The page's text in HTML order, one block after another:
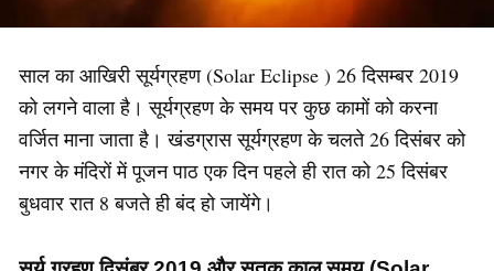
साल का आखिरी सूर्यग्रहण (Solar Eclipse ) 26 दिसम्बर 2019
को लगने वाला है। सूर्यग्रहण के समय पर कुछ कामों को करना
वर्जित माना जाता है। खंडग्रास सूर्यग्रहण के चलते 26 दिसंबर को
नगर के मंदिरों में पूजन पाठ एक दिन पहले ही रात को 25 दिसंबर
बुधवार रात 8 बजते ही बंद हो जायेंगे।